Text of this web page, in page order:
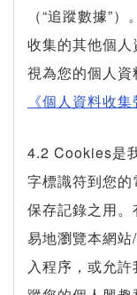
（“追蹤數據”
收集的其他個
視為您的個人
《個人資料收集
4.2 Cookies是
字標識符到您
保存記錄之用
易地瀏覽本網
入程序，或允